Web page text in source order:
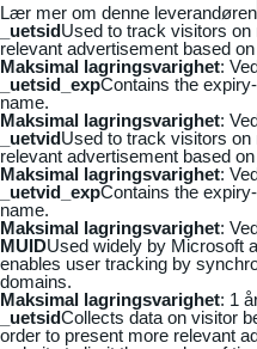
Lær mer om denne leverandøren
_uetsidUsed to track visitors
relevant advertisement based
Maksimal lagringsvarighet:
_uetsid_expContains the
name.
Maksimal lagringsvarighet:
_uetvidUsed to track visitors
relevant advertisement based
Maksimal lagringsvarighet:
_uetvid_expContains the
name.
Maksimal lagringsvarighet:
MUIDUsed widely by Microsoft
enables user tracking by
domains.
Maksimal lagringsvarighet: 1
_uetsidCollects data on visitor
order to present more relevant